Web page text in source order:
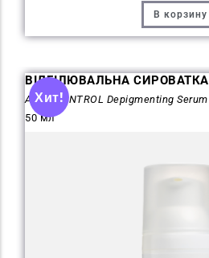
В корзину
Хит!
ВІДБІЛЮВАЛЬНА СИРОВАТКА
ALBA CONTROL Depigmenting Serum
50 мл